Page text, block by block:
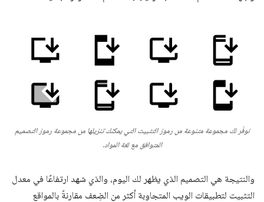
نوفّر لك مجموعة متنوعة من رموز التثبيت التي يمكنك تنزيلها من مجموعة رموز التصميم
المتوافق مع لغة المواد.
والنتيجة هي التصميم الذي يظهر لك اليوم، والذي شهد ارتفاعًا في معدل
التثبيت لتطبيقات الويب المتجاوبة أكثر من الضِعف مقارنةً بالمواقع